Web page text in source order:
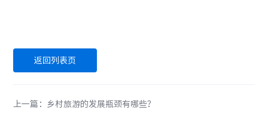
返回列表页
上一篇：乡村旅游的发展瓶颈有哪些？